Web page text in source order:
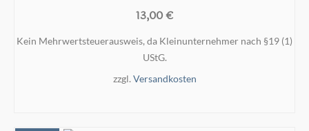
13,00€
Kein Mehrwertsteuerausweis, da Kleinunternehmer nach §19 (1)
UStG.
zzgl. Versandkosten